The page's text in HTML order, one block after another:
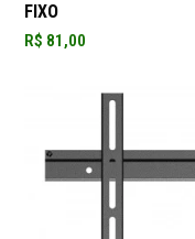
FIXO
R$ 81,00